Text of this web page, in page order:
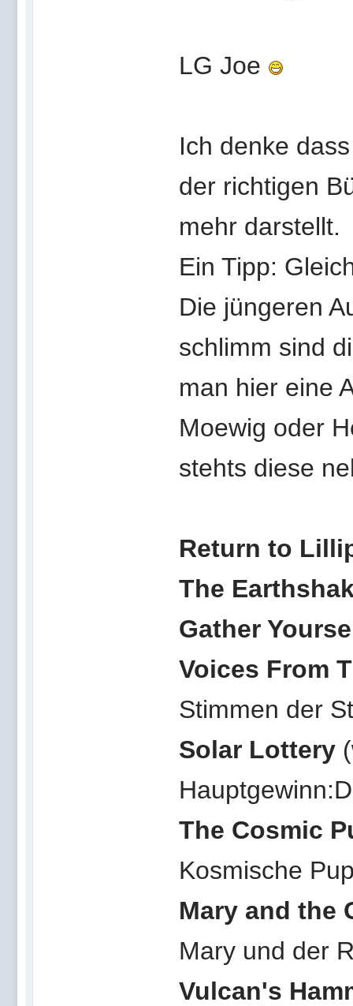
LG Joe
Ich denke
der richtigen
mehr darstellt.
Ein Tipp:
Die jüngeren
schlimm sind
man hier eine
Moewig oder
stehts diese
Return to
The
Gather
Voices From
Stimmen der
Solar Lottery
The Cosmic
Kosmische
Mary and the
Mary und der
Vulcan's